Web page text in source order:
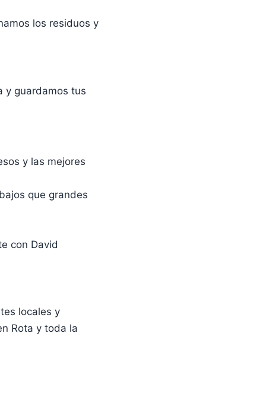
los residuos y
y guardamos tus
y las mejores
que grandes
con David
locales y
Rota y toda la